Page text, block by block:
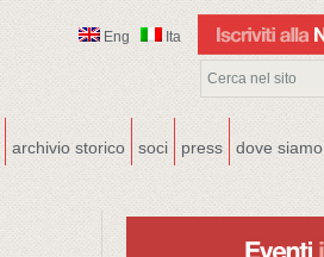
Eng Ita
archivio storico soci press dove siamo